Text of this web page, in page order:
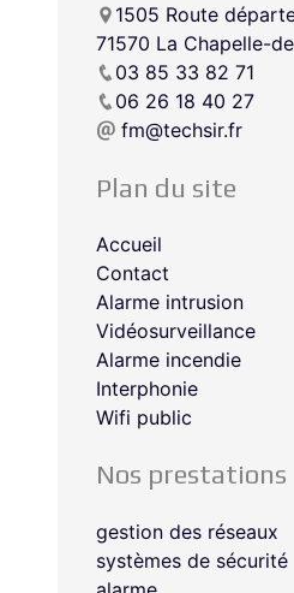
1505 Route
71570 La Chapelle-
03 85 33 82 71
06 26 18 40 27
fm@techsir.fr
Plan du site
Accueil
Contact
Alarme intrusion
Vidéosurveillance
Alarme incendie
Interphonie
Wifi public
Nos prestations
gestion des réseaux
systèmes de sécurité